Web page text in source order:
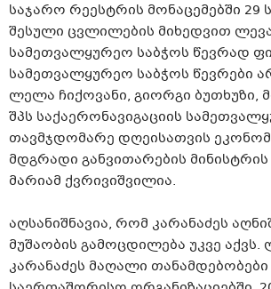
საჯარო რეესტრის მონაცემებში 29
შესული ცვლილების მიხედვით
სამეთვალყურეო საბჭოს წევრად
სამეთვალყურეო საბჭოს წევრები
ლელა ჩიქოვანი, გიორგი ბუთხუზი,
შპს საქაერონავიგაციის
თავმჯდომარე დღეისათვის
მდგრადი განვითარების
მარიამ ქვრივიშვილია.
აღსანიშნავია, რომ კარანაძეს
მუშაობის გამოცდილება უკვე აქვს.
კარანაძეს მაღალი თანამდებობები